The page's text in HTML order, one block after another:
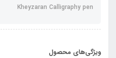
Kheyzaran Calligraphy pen
ویژگی‌های محصول